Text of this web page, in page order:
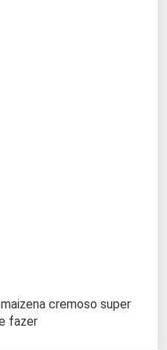
cremoso super
fazer